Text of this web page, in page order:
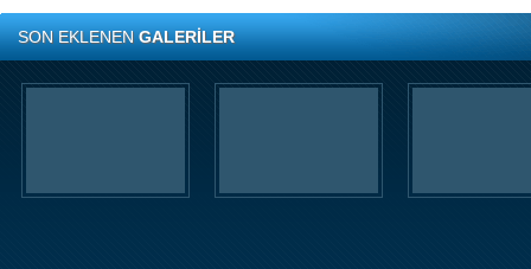
SON EKLENENGALERİLER